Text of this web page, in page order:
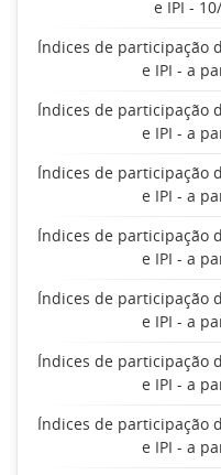
e IPI -
Índices de participação
e IPI - a
Índices de participação
e IPI - a
Índices de participação
e IPI - a
Índices de participação
e IPI - a
Índices de participação
e IPI - a
Índices de participação
e IPI - a
Índices de participação
e IPI - a